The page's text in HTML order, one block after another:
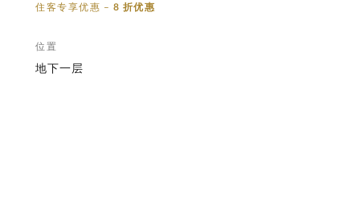
住客专享优惠 – 8 折优惠
位置
地下一层